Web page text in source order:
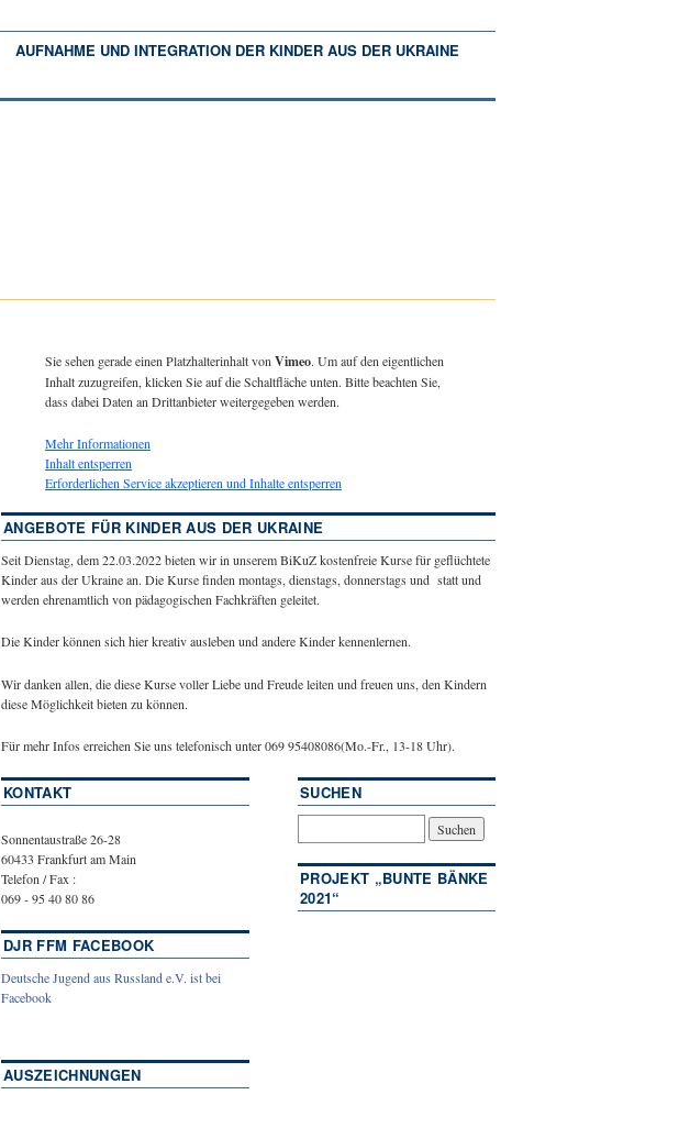
AUFNAHME UND INTEGRATION DER KINDER AUS DER UKRAINE
Sie sehen gerade einen Platzhalterinhalt von Vimeo. Um auf den eigentlichen
Inhalt zuzugreifen, klicken Sie auf die Schaltfläche unten. Bitte beachten Sie,
dass dabei Daten an Drittanbieter weitergegeben werden.
Mehr Informationen
Inhalt entsperren
Erforderlichen Service akzeptieren und Inhalte entsperren
ANGEBOTE FÜR KINDER AUS DER UKRAINE
Seit Dienstag, dem 22.03.2022 bieten wir in unserem BiKuZ kostenfreie Kurse für geflüchtete
Kinder aus der Ukraine an. Die Kurse finden montags, dienstags, donnerstags und statt und
werden ehrenamtlich von pädagogischen Fachkräften geleitet.
Die Kinder können sich hier kreativ ausleben und andere Kinder kennenlernen.
Wir danken allen, die diese Kurse voller Liebe und Freude leiten und freuen uns, den Kindern
diese Möglichkeit bieten zu können.
Für mehr Infos erreichen Sie uns telefonisch unter 069 95408086(Mo.-Fr., 13-18 Uhr).
KONTAKT
Sonnentaustraße 26-28
60433 Frankfurt am Main
Telefon / Fax :
069 - 95 40 80 86
DJR FFM FACEBOOK
Deutsche Jugend aus Russland e.V. ist bei
Facebook
AUSZEICHNUNGEN
SUCHEN
PROJEKT „BUNTE BÄNKE
2021“